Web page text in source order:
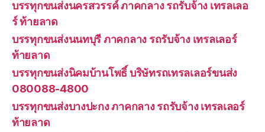
บรรทุกขนส่งนครสวรรค์ ภาคกลาง รถรับจ้าง เทรลเลอ
ร์ ท้ายลาด
บรรทุกขนส่งนนทบุรี ภาคกลาง รถรับจ้าง เทรลเลอร์
ท้ายลาด
บรรทุกขนส่งนิคมบ้านโพธิ์ บริษัทรถเทรลเลอร์ขนส่ง
080088-4800
บรรทุกขนส่งบางปะกง ภาคกลาง รถรับจ้าง เทรลเลอร์
ท้ายลาด